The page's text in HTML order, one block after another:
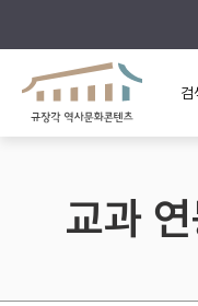
규장각의 어제와 오늘
규장각 소개영상
교과